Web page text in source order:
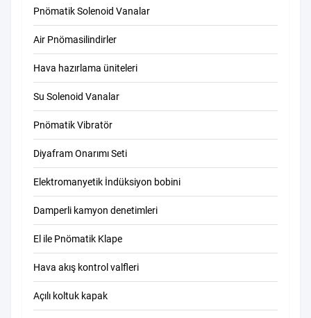
Pnömatik Solenoid Vanalar
Air Pnömasilindirler
Hava hazırlama üniteleri
Su Solenoid Vanalar
Pnömatik Vibratör
Diyafram Onarımı Seti
Elektromanyetik İndüksiyon bobini
Damperli kamyon denetimleri
El ile Pnömatik Klape
Hava akış kontrol valfleri
Açılı koltuk kapak